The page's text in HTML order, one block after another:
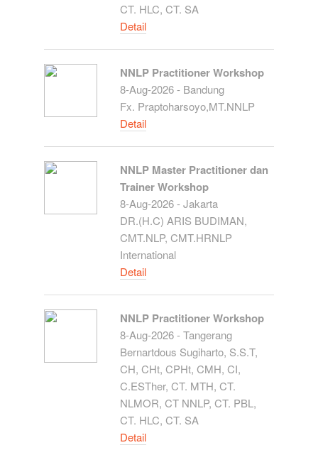
CT. HLC, CT. SA
Detail
NNLP Practitioner Workshop
8-Aug-2026 - Bandung
Fx. Praptoharsoyo,MT.NNLP
Detail
NNLP Master Practitioner dan
Trainer Workshop
8-Aug-2026 - Jakarta
DR.(H.C) ARIS BUDIMAN,
CMT.NLP, CMT.HRNLP
International
Detail
NNLP Practitioner Workshop
8-Aug-2026 - Tangerang
Bernartdous Sugiharto, S.S.T,
CH, CHt, CPHt, CMH, CI,
C.ESTher, CT. MTH, CT.
NLMOR, CT NNLP, CT. PBL,
CT. HLC, CT. SA
Detail